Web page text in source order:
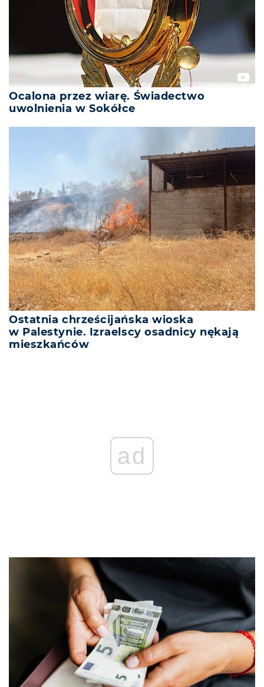
Ocalona przez wiarę. Świadectwo
uwolnienia w Sokółce
Ostatnia chrześcijańska wioska
w Palestynie. Izraelscy osadnicy nękają
mieszkańców
ad